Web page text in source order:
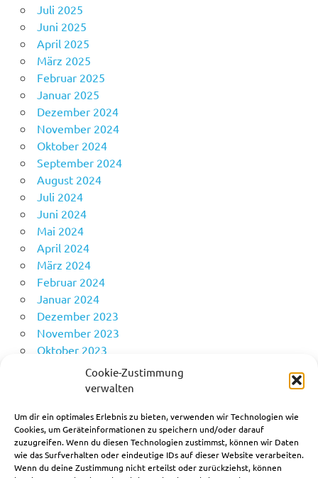
Cookie-Zustimmung
verwalten
Um dir ein optimales Erlebnis zu bieten, verwenden wir Technologien wie
Cookies, um Geräteinformationen zu speichern und/oder darauf
zuzugreifen. Wenn du diesen Technologien zustimmst, können wir Daten
wie das Surfverhalten oder eindeutige IDs auf dieser Website verarbeiten.
Wenn du deine Zustimmung nicht erteilst oder zurückziehst, können
Juli 2025
Juni 2025
April 2025
März 2025
Februar 2025
Januar 2025
Dezember 2024
November 2024
Oktober 2024
September 2024
August 2024
Juli 2024
Juni 2024
Mai 2024
April 2024
März 2024
Februar 2024
Januar 2024
Dezember 2023
November 2023
Oktober 2023
April 2023
April 2022
Allgemein